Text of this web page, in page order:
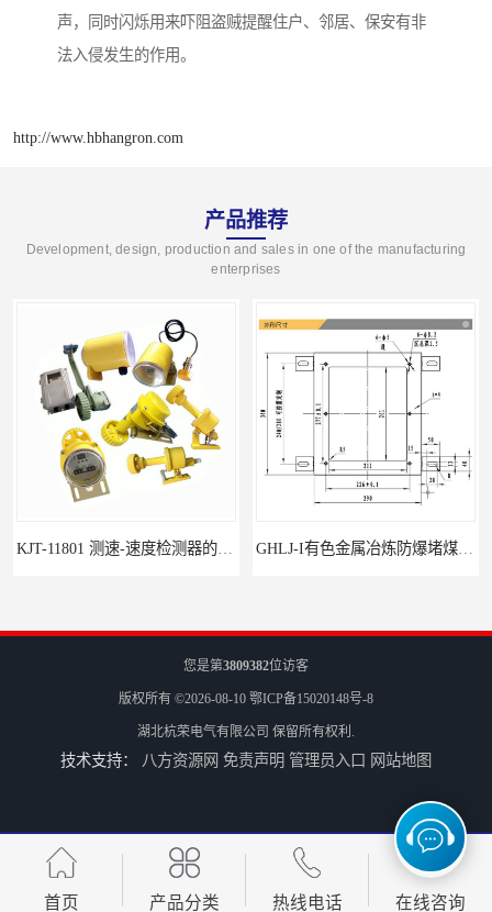
声，同时闪烁用来吓阻盗贼提醒住户、邻居、保安有非
法入侵发生的作用。
http://www.hbhangron.com
产品推荐
Development, design, production and sales in one of the manufacturing
enterprises
GCDH-W 皮带打滑开关在港口码头的应用
您是第3809382位访客
版权所有 ©2026-08-10 鄂ICP备15020148号-8
湖北杭荣电气有限公司 保留所有权利.
技术支持： 八方资源网 免责声明 管理员入口 网站地图
首页 产品分类 热线电话 在线咨询